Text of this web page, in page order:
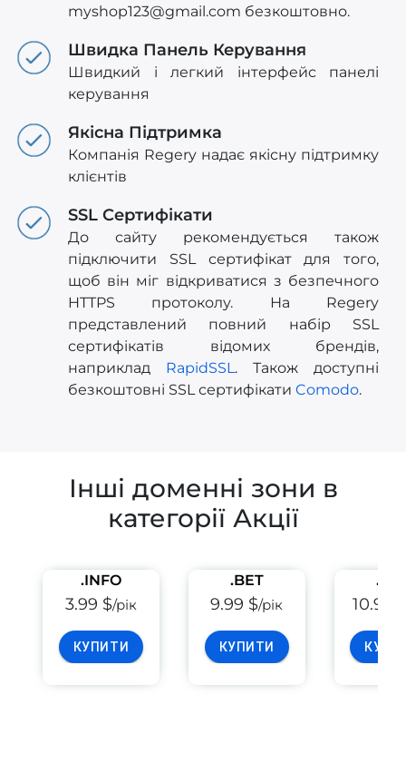
myshop123@gmail.com безкоштовно.
Швидка Панель Керування
Швидкий і легкий інтерфейс панелі
керування
Якісна Підтримка
Компанія Regery надає якісну підтримку
клієнтів
SSL Сертифікати
До сайту рекомендується також
підключити SSL сертифікат для того,
щоб він міг відкриватися з безпечного
HTTPS протоколу. На Regery
представлений повний набір SSL
сертифікатів відомих брендів,
наприклад RapidSSL. Також доступні
безкоштовні SSL сертифікати Comodo.
Інші доменні зони в
категорії Акції
.INFO
3.99 $/рік
КУПИТИ
.BET
9.99 $/рік
КУПИТИ
10.99